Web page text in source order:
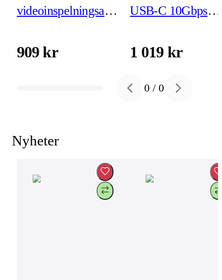
videoinspelningsadapter
909 kr
USB-C 10Gbps
(JCD393)
1 019 kr
Previous slide
0 /0 Next slide
Nyheter